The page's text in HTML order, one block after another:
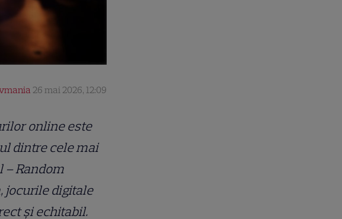
26 mai 2026, 12:09
online este
dintre cele mai
Random
jocurile digitale
și echitabil.